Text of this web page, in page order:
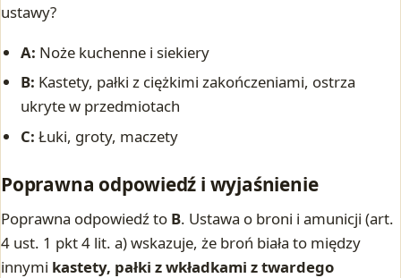
ustawy?
A: Noże kuchenne i siekiery
B: Kastety, pałki z ciężkimi zakończeniami, ostrza
ukryte w przedmiotach
C: Łuki, groty, maczety
Poprawna odpowiedź i wyjaśnienie
Poprawna odpowiedź to B. Ustawa o broni i amunicji (art.
4 ust. 1 pkt 4 lit. a) wskazuje, że broń biała to między
innymi kastety, pałki z wkładkami z twardego